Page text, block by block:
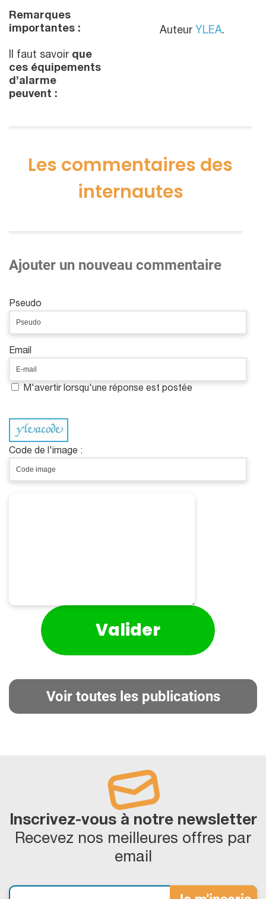
Remarques
importantes :
Il faut savoir que
ces équipements
d’alarme
peuvent :
Auteur YLEA.
Les commentaires des
internautes
Ajouter un nouveau commentaire
Pseudo
Email
M'avertir lorsqu'une réponse est postée
Code de l'image :
Voir toutes les publications
Inscrivez-vous à notre newsletter
Recevez nos meilleures offres par
email